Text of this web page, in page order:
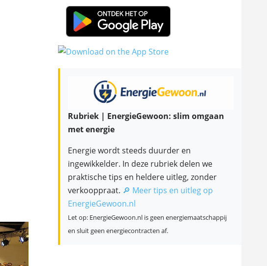
Rubriek | EnergieGewoon: slim omgaan
met energie
Energie wordt steeds duurder en
ingewikkelder. In deze rubriek delen we
praktische tips en heldere uitleg, zonder
verkooppraat. 🔎 Meer tips en uitleg op
EnergieGewoon.nl
Let op: EnergieGewoon.nl is geen energiemaatschappij
en sluit geen energiecontracten af.